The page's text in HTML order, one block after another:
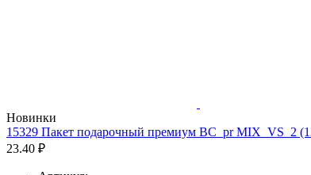
Новинки
15329 Пакет подарочный премиум BC_pr MIX_VS_2
23.40 ₽